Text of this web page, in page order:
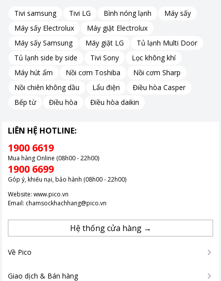
Tivi samsung Tivi LG Bình nóng lạnh
Máy sấy
Máy sấy Electrolux
Máy giặt Electrolux
Máy sấy Samsung
Máy giặt LG
Tủ lạnh Multi Door
Tủ lạnh side by side
Tivi Sony
Lọc không khí
Máy hút ẩm
Nồi cơm Toshiba
Nồi cơm Sharp
Nồi chiên không dầu
Lẩu điện
Điều hòa Casper
Bếp từ
Điều hòa Điều hòa daikin
LIÊN HỆ HOTLINE:
1900 6619
Mua hàng Online (08h00 - 22h00)
1900 6699
Góp ý, khiếu nại, bảo hành (08h00 - 22h00)
Website: www.pico.vn
Email: chamsockhachhang@pico.vn
Hệ thống cửa hàng →
Về Pico
Giao dịch & Bán hàng